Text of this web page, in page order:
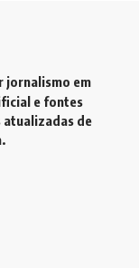
jornalismo em
e fontes
de